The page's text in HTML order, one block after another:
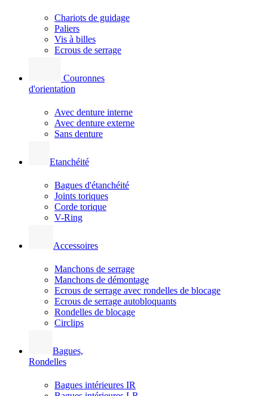
Chariots de guidage
Paliers
Vis à billes
Ecrous de serrage
Couronnes
d'orientation
Avec denture interne
Avec denture externe
Sans denture
Etanchéité
Bagues d'étanchéité
Joints toriques
Corde torique
V-Ring
Accessoires
Manchons de serrage
Manchons de démontage
Ecrous de serrage avec rondelles de blocage
Ecrous de serrage autobloquants
Rondelles de blocage
Circlips
Bagues,
Rondelles
Bagues intérieures IR